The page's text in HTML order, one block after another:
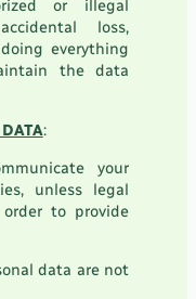
or illegal
loss,
everything
the data
:
your
unless legal
to provide
data are not